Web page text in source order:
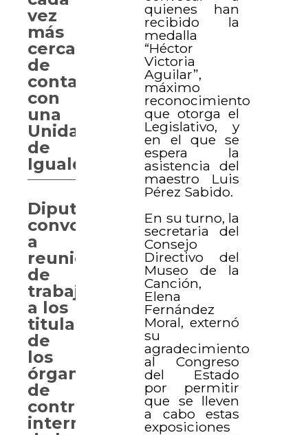
quienes han
recibido la
medalla
“Héctor
Victoria
Aguilar”,
máximo
reconocimiento
que otorga el
Legislativo, y
en el que se
espera la
asistencia del
maestro Luis
Pérez Sabido.
En su turno, la
secretaria del
Consejo
Directivo del
Museo de la
Canción,
Elena
Fernández
Moral, externó
su
agradecimiento
al Congreso
del Estado
por permitir
que se lleven
a cabo estas
exposiciones
vez
más
cerca
de
contar
con
una
Unidad
de
Igualdad
Diputados
convocan
a
reunión
de
trabajo
a los
titulares
de
los
órganos
de
control
internos